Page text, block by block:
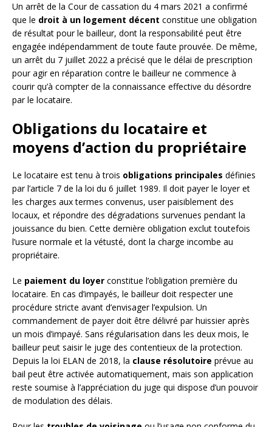
Un arrêt de la Cour de cassation du 4 mars 2021 a confirmé
que le droit à un logement décent constitue une obligation
de résultat pour le bailleur, dont la responsabilité peut être
engagée indépendamment de toute faute prouvée. De même,
un arrêt du 7 juillet 2022 a précisé que le délai de prescription
pour agir en réparation contre le bailleur ne commence à
courir qu’à compter de la connaissance effective du désordre
par le locataire.
Obligations du locataire et
moyens d’action du propriétaire
Le locataire est tenu à trois obligations principales définies
par l’article 7 de la loi du 6 juillet 1989. Il doit payer le loyer et
les charges aux termes convenus, user paisiblement des
locaux, et répondre des dégradations survenues pendant la
jouissance du bien. Cette dernière obligation exclut toutefois
l’usure normale et la vétusté, dont la charge incombe au
propriétaire.
Le paiement du loyer constitue l’obligation première du
locataire. En cas d’impayés, le bailleur doit respecter une
procédure stricte avant d’envisager l’expulsion. Un
commandement de payer doit être délivré par huissier après
un mois d’impayé. Sans régularisation dans les deux mois, le
bailleur peut saisir le juge des contentieux de la protection.
Depuis la loi ELAN de 2018, la clause résolutoire prévue au
bail peut être activée automatiquement, mais son application
reste soumise à l’appréciation du juge qui dispose d’un pouvoir
de modulation des délais.